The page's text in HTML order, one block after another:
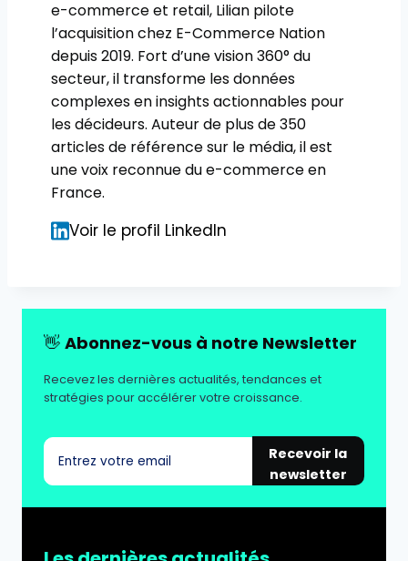
e-commerce et retail, Lilian pilote
l’acquisition chez E-Commerce Nation
depuis 2019. Fort d’une vision 360° du
secteur, il transforme les données
complexes en insights actionnables pour
les décideurs. Auteur de plus de 350
articles de référence sur le média, il est
une voix reconnue du e-commerce en
France.
Voir le profil LinkedIn
👋 Abonnez-vous à notre Newsletter
Recevez les dernières actualités, tendances et
stratégies pour accélérer votre croissance.
Recevoir la
newsletter